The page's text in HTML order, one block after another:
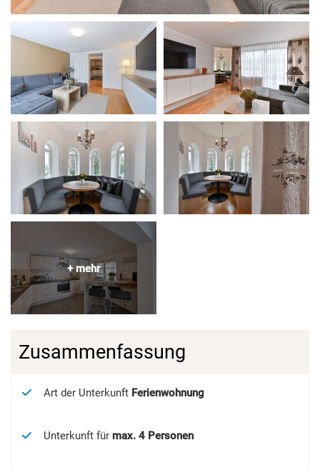
Zusammenfassung
Art der Unterkunft Ferienwohnung
Unterkunft für max. 4 Personen